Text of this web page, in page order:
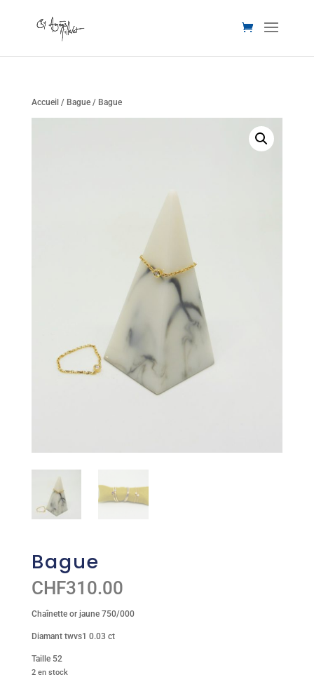
Accueil / Bague/ Bague
Bague
CHF310.00
Chaînette or jaune 750/000
Diamant twvs1 0.03 ct
Taille 52
2 en stock